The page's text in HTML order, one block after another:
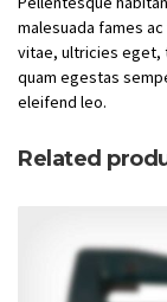
malesuada fames
vitae, ultricies eget,
quam egestas
eleifend leo.
Related